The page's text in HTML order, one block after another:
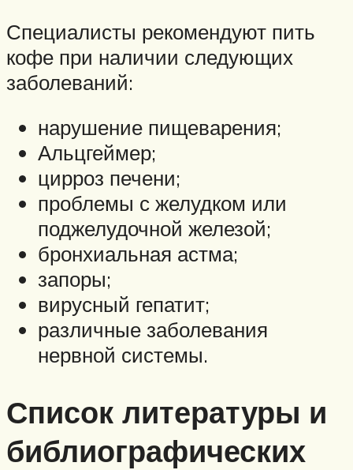
Специалисты рекомендуют пить
кофе при наличии следующих
заболеваний:
нарушение пищеварения;
Альцгеймер;
цирроз печени;
проблемы с желудком или
поджелудочной железой;
бронхиальная астма;
запоры;
вирусный гепатит;
различные заболевания
нервной системы.
Список литературы и
библиографических